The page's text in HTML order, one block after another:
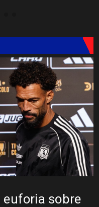
euforia sobre